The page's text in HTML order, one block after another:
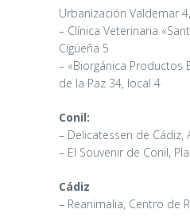
Urbanización Valdemar
– Clínica Veterinaria
Cigüeña 5
– «Biorgánica Productos
de la Paz 34, local 4
Conil:
– Delicatessen de Cádiz,
– El Souvenir de Conil,
Cádiz
– Reanimalia, Centro de